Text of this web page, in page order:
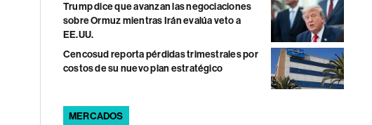
Trump dice que avanzan las negociaciones
sobre Ormuz mientras Irán evalúa veto a
EE.UU.
Cencosud reporta pérdidas trimestrales por
costos de su nuevo plan estratégico
MERCADOS